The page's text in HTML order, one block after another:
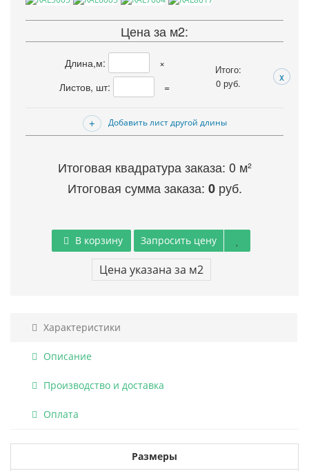
Цена за м2:
Длина,м:
×
Листов, шт:
=
Итого:
0руб. x
Добавить лист другой длины
Итоговая квадратура заказа: 0 м²
Итоговая сумма заказа: 0руб.
В корзину Запросить цену
Цена указана за м2
Характеристики
Описание
Производство и доставка
Оплата
Размеры